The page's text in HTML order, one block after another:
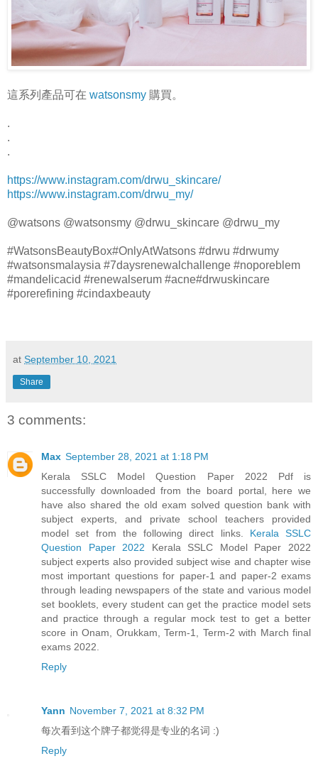
這系列產品可在 watsonsmy 購買。
.
.
.
https://www.instagram.com/drwu_skincare/
https://www.instagram.com/drwu_my/
@watsons @watsonsmy @drwu_skincare @drwu_my
#WatsonsBeautyBox#OnlyAtWatsons #drwu #drwumy
#watsonsmalaysia #7daysrenewalchallenge #noporeblem
#mandelicacid #renewalserum #acne#drwuskincare
#porerefining #cindaxbeauty
at September 10, 2021
Share
3 comments:
Max September 28, 2021 at 1:18 PM
Kerala SSLC Model Question Paper 2022 Pdf is
successfully downloaded from the board portal, here we
have also shared the old exam solved question bank with
subject experts, and private school teachers provided
model set from the following direct links. Kerala SSLC
Question Paper 2022 Kerala SSLC Model Paper 2022
subject experts also provided subject wise and chapter wise
most important questions for paper-1 and paper-2 exams
through leading newspapers of the state and various model
set booklets, every student can get the practice model sets
and practice through a regular mock test to get a better
score in Onam, Orukkam, Term-1, Term-2 with March final
exams 2022.
Reply
Yann November 7, 2021 at 8:32 PM
每次看到这个牌子都觉得是专业的名词 :)
Reply